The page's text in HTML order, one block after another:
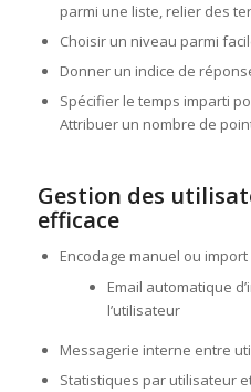
parmi une liste, relier des
Choisir un niveau parmi
Donner un indice de
Spécifier le temps imparti
Attribuer un nombre de
Gestion des
efficace
Encodage manuel ou import
Email automatique
l’utilisateur
Messagerie interne entre
Statistiques par utilisateur